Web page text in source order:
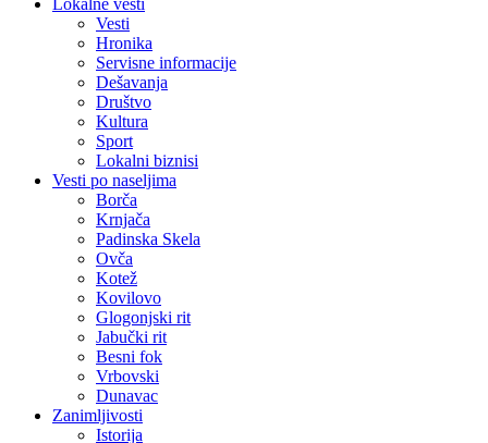
Lokalne vesti
Vesti
Hronika
Servisne informacije
Dešavanja
Društvo
Kultura
Sport
Lokalni biznisi
Vesti po naseljima
Borča
Krnjača
Padinska Skela
Ovča
Kotež
Kovilovo
Glogonjski rit
Jabučki rit
Besni fok
Vrbovski
Dunavac
Zanimljivosti
Istorija